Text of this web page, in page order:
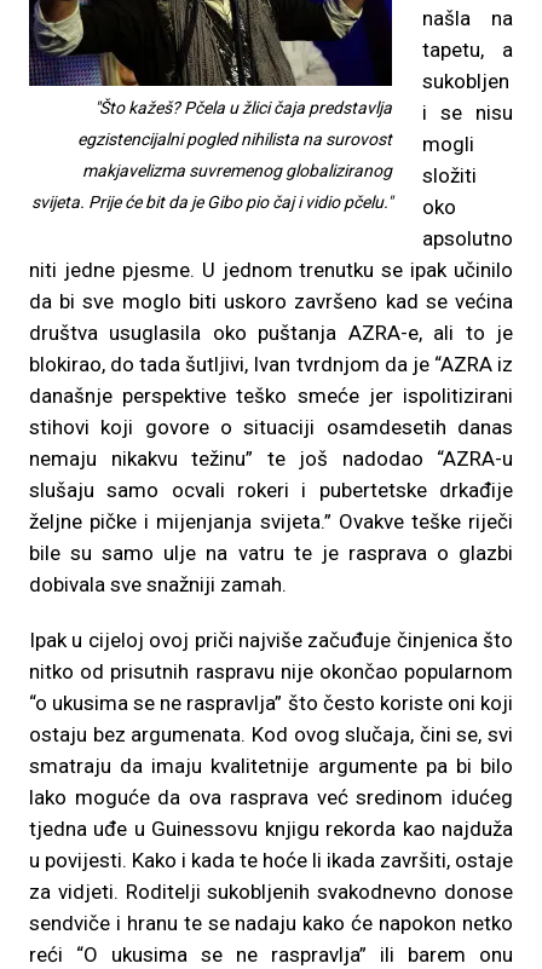
"Što kažeš? Pčela u žlici čaja predstavlja
egzistencijalni pogled nihilista na surovost
makjavelizma suvremenog globaliziranog
svijeta. Prije će bit da je Gibo pio čaj i vidio pčelu."
našla na
tapetu, a
sukobljen
i se nisu
mogli
složiti
oko
apsolutno
niti jedne pjesme. U jednom trenutku se ipak učinilo
da bi sve moglo biti uskoro završeno kad se većina
društva usuglasila oko puštanja AZRA-e, ali to je
blokirao, do tada šutljivi, Ivan tvrdnjom da je “AZRA iz
današnje perspektive teško smeće jer ispolitizirani
stihovi koji govore o situaciji osamdesetih danas
nemaju nikakvu težinu” te još nadodao “AZRA-u
slušaju samo ocvali rokeri i pubertetske drkađije
željne pičke i mijenjanja svijeta.” Ovakve teške riječi
bile su samo ulje na vatru te je rasprava o glazbi
dobivala sve snažniji zamah.
Ipak u cijeloj ovoj priči najviše začuđuje činjenica što
nitko od prisutnih raspravu nije okončao popularnom
“o ukusima se ne raspravlja” što često koriste oni koji
ostaju bez argumenata. Kod ovog slučaja, čini se, svi
smatraju da imaju kvalitetnije argumente pa bi bilo
lako moguće da ova rasprava već sredinom idućeg
tjedna uđe u Guinessovu knjigu rekorda kao najduža
u povijesti. Kako i kada te hoće li ikada završiti, ostaje
za vidjeti. Roditelji sukobljenih svakodnevno donose
sendviče i hranu te se nadaju kako će napokon netko
reći “O ukusima se ne raspravlja” ili barem onu